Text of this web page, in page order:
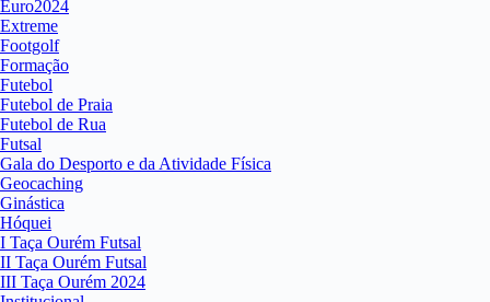
Euro2024
Extreme
Footgolf
Formação
Futebol
Futebol de Praia
Futebol de Rua
Futsal
Gala do Desporto e da Atividade Física
Geocaching
Ginástica
Hóquei
I Taça Ourém Futsal
II Taça Ourém Futsal
III Taça Ourém 2024